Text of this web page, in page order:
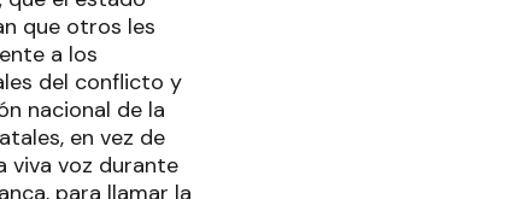
que otros les
a los
del conflicto y
nacional de la
en vez de
viva voz durante
para llamar la